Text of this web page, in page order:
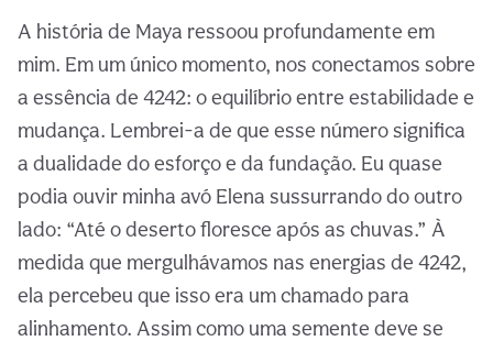
A história de Maya ressoou profundamente em
mim. Em um único momento, nos conectamos sobre
a essência de 4242: o equilíbrio entre estabilidade e
mudança. Lembrei-a de que esse número significa
a dualidade do esforço e da fundação. Eu quase
podia ouvir minha avó Elena sussurrando do outro
lado: “Até o deserto floresce após as chuvas.” À
medida que mergulhávamos nas energias de 4242,
ela percebeu que isso era um chamado para
alinhamento. Assim como uma semente deve se